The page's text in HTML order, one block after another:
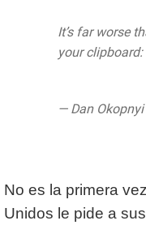
It’s far worse
your clipboard:
— Dan Okopnyi
No es la primera
Unidos le pide a